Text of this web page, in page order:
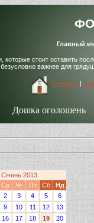
Главный
которые стоит оставить
важнее для
Головна
Дошка оголошень
Січень 2013
Ср Чт Пт Сб
Нд
2 3 4 5
6
9 10 11 12
13
16 17 18 19
20